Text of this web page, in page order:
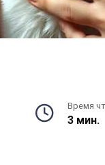
Время
3 мин.